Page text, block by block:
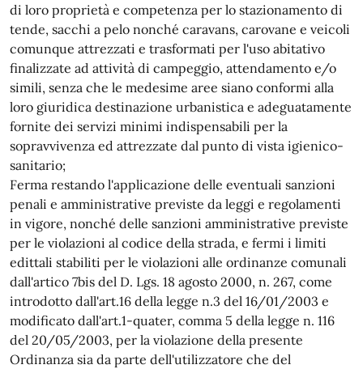
di loro proprietà e competenza per lo stazionamento di
tende, sacchi a pelo nonché caravans, carovane e veicoli
comunque attrezzati e trasformati per l'uso abitativo
finalizzate ad attività di campeggio, attendamento e/o
simili, senza che le medesime aree siano conformi alla
loro giuridica destinazione urbanistica e adeguatamente
fornite dei servizi minimi indispensabili per la
sopravvivenza ed attrezzate dal punto di vista igienico-
sanitario;
Ferma restando l'applicazione delle eventuali sanzioni
penali e amministrative previste da leggi e regolamenti
in vigore, nonché delle sanzioni amministrative previste
per le violazioni al codice della strada, e fermi i limiti
edittali stabiliti per le violazioni alle ordinanze comunali
dall'artico 7bis del D. Lgs. 18 agosto 2000, n. 267, come
introdotto dall'art.16 della legge n.3 del 16/01/2003 e
modificato dall'art.1-quater, comma 5 della legge n. 116
del 20/05/2003, per la violazione della presente
Ordinanza sia da parte dell'utilizzatore che del